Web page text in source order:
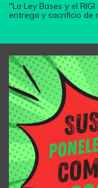
"La Ley Bases y el
entrega y sacrificio de